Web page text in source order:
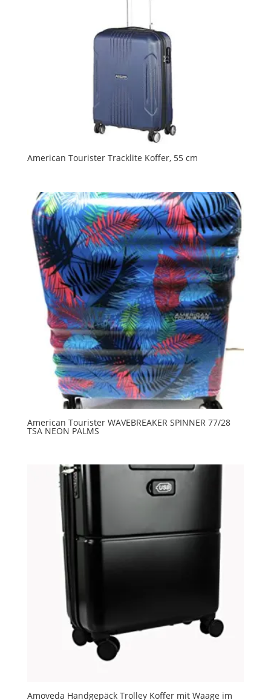
American Tourister Tracklite Koffer, 55 cm
American Tourister WAVEBREAKER SPINNER 77/28
TSA NEON PALMS
Amoveda Handgepäck Trolley Koffer mit Waage im